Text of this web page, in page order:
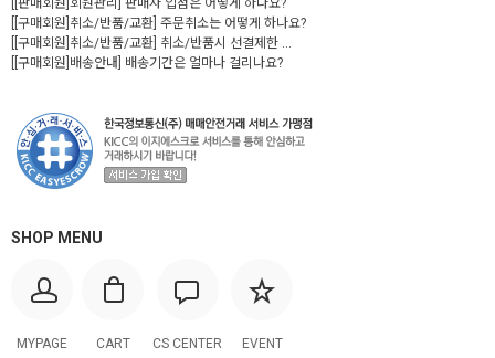
[[판매회원]회원관리] 판매자 입점은 어떻게 하나요?
[[구매회원]취소/반품/교환] 주문취소는 어떻게 하나요?
[[구매회원]취소/반품/교환] 취소/반품시 선결제한 ...
[[구매회원]배송안내] 배송기간은 얼마나 걸리나요?
SHOP MENU
MYPAGE CART CS CENTER EVENT